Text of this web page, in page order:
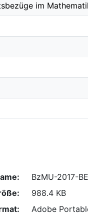
im
BzMU-2017-
988.4 KB
Adobe